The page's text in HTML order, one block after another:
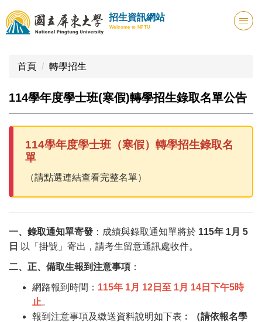
跳
到
主
區
招生資訊網站
Welcome to NPTU
首頁 轉學招生
114學年度學士班(寒假)轉學招生錄取名單公告
114學年度學士班（寒假）轉學招生錄取名
單
（請點選連結查看完整名單）
一、錄取通知單寄發 ：成績與錄取通知單將於 115年 1月 5
日
以「掛號」寄出，請考生留意通訊處收件。
二、正、備取生報到注意事項 ：
網路報到時間： 115年 1月 12日至 1月 14日下午5時
止。
報到注意事項及繳送資料說明如下表︰
（請依報名學